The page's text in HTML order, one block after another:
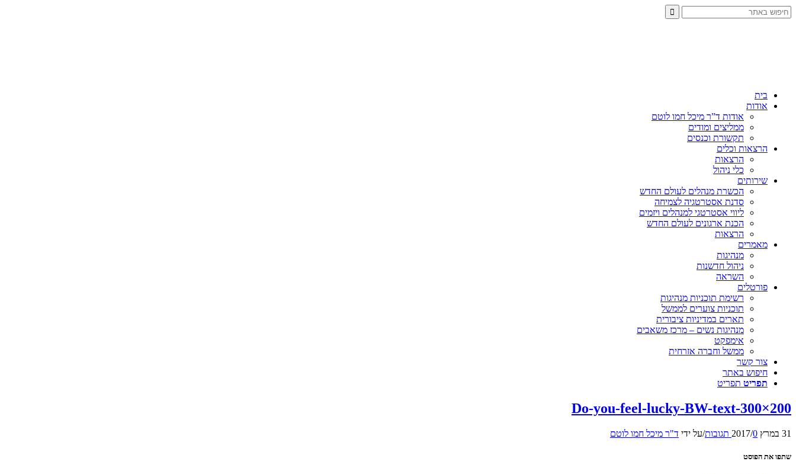
בית
אודות
אודות ד”ר מיכל חמו לוטם
ממליצים ומודים
תקשורת וכנסים
הרצאות וכלים
הרצאות
כלי ניהול
שירותים
הכשרת מנהלים לעולם החדש
סדנת אסטרטגיה לצמיחה
ליווי אסטרטגי למנהלים ויזמים
הכנת ארגונים לעולם החדש
הרצאות
מאמרים
מנהיגות
ניהול חדשנות
השראה
פורטלים
רשימת תוכניות מנהיגות
תוכניות צוערים לממשל
תארים במדיניות ציבורית
מנהיגות נשים – מרכז משאבים
אימפקט
ממשל וחברה אזרחית
צור קשר
חיפוש באתר
תפריט תפריט
Do-you-feel-lucky-BW-text-300×200
31 במרץ 2017 /0 תגובות /על ידי ד"ר מיכל חמו לוטם
שתפו את הפוסט